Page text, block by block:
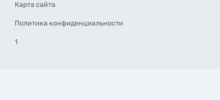
Карта сайта
Политика конфиденциальности